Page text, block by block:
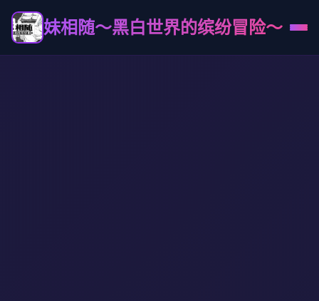
妹相随～黑白世界的缤纷冒险～